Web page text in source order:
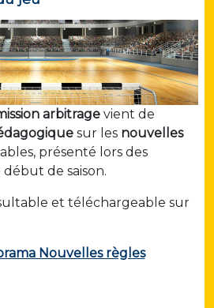
arbitrage vient de
sur les nouvelles
présenté lors des
de saison.
et téléchargeable sur
Nouvelles règles